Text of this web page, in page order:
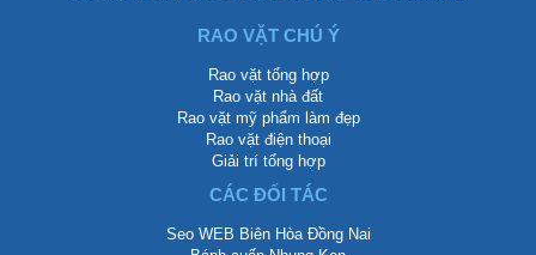
RAO VẶT CHÚ Ý
Rao vặt tổng hợp
Rao vặt nhà đất
Rao vặt mỹ phẩm làm đẹp
Rao vặt điện thoại
Giải trí tổng hợp
CÁC ĐỐI TÁC
Seo WEB Biên Hòa Đồng Nai